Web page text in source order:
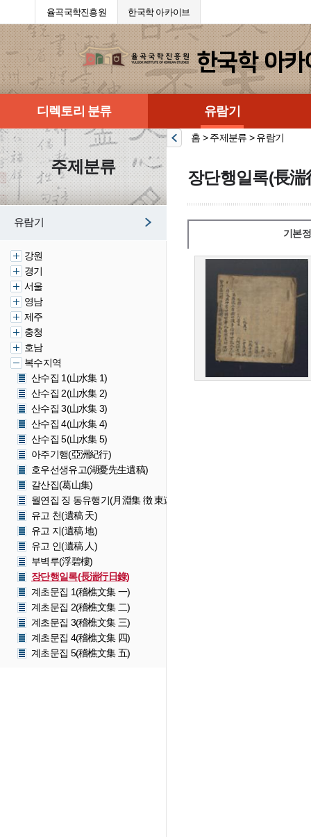
율곡국학진흥원 한국학 아카이브
디렉토리 분류 유람기
주제분류
유람기
강원
경기
서울
영남
제주
충청
호남
복수지역
산수집 1(山水集 1)
산수집 2(山水集 2)
산수집 3(山水集 3)
산수집 4(山水集 4)
산수집 5(山水集 5)
아주기행(亞洲紀行)
호우선생유고(湖憂先生遺稿)
갈산집(葛山集)
월연집 징 동유행기(月淵集 徴 東遊紀行)
유고 천(遺稿 天)
유고 지(遺稿 地)
유고 인(遺稿 人)
부벽루(浮碧樓)
장단행일록(長湍行日錄)
계초문집 1(稽樵文集 一)
계초문집 2(稽樵文集 二)
계초문집 3(稽樵文集 三)
계초문집 4(稽樵文集 四)
계초문집 5(稽樵文集 五)
홈 > 주제분류 > 유람기
장단행일록(長湍
기본